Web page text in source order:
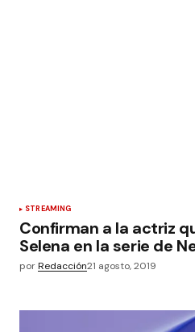
STREAMING
Confirman a la actriz
Selena en la serie de
porRedacción21 agosto, 2019